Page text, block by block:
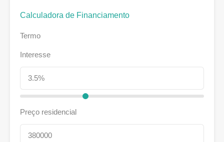
Calculadora de Financiamento
Termo
Interesse
Preço residencial